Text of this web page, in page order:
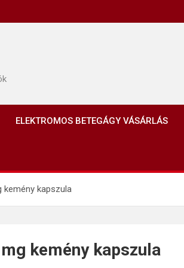
ELEKTROMOS BETEGÁGY VÁSÁRLÁS
kemény kapszula
kemény kapszula